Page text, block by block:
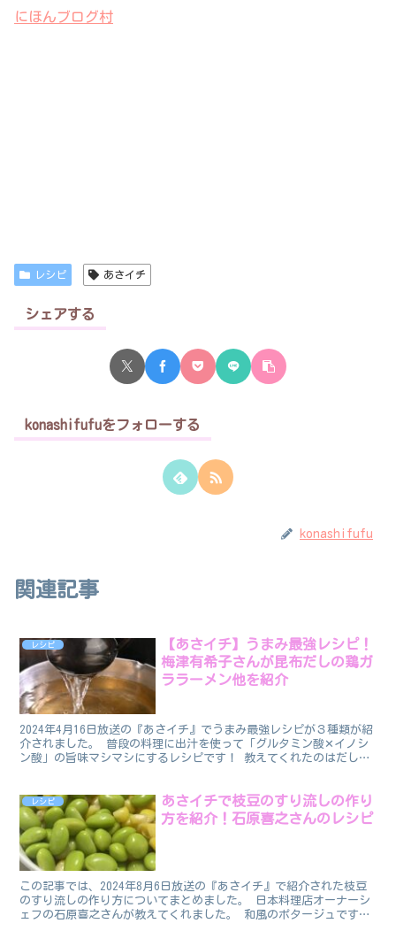
にほんブログ村
レシピ あさイチ
シェアする
konashifufuをフォローする
konashifufu
関連記事
レシピ
【あさイチ】うまみ最強レシピ！
梅津有希子さんが昆布だしの鶏ガ
ララーメン他を紹介
2024年4月16日放送の『あさイチ』でうまみ最強レシピが３種類が紹
介されました。 普段の料理に出汁を使って「グルタミン酸✕イノシ
ン酸」の旨味マシマシにするレシピです！ 教えてくれたのはだし愛
レシピ
あさイチで枝豆のすり流しの作り
方を紹介！石原喜之さんのレシピ
この記事では、2024年8月6日放送の『あさイチ』で紹介された枝豆
のすり流しの作り方についてまとめました。 日本料理店オーナーシ
ェフの石原喜之さんが教えてくれました。 和風のポタージュです。